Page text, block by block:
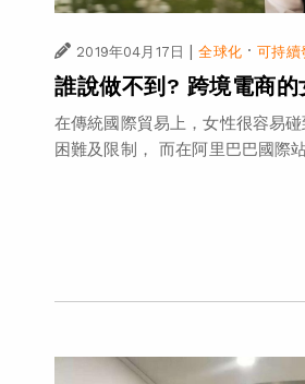
2019年04月17日 | 全球化·可持續
誰說做不到? 跨境電商的
在傳統國際貿易上，女性很容易
困難及限制， 而在阿里巴巴國際